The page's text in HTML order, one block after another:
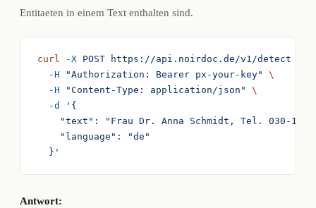
Entitaeten in einem Text enthalten sind.
curl -X POST https://api.noirdoc.de/v1/detect
  -H
"Authorization: Bearer px-your-key"
\
  -H
"Content-Type: application/json"
\
  -d
'{
"text": "Frau Dr. Anna Schmidt, Tel. 030-
    "language": "de"
  }'
Antwort: